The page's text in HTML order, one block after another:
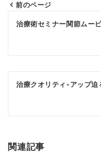
投
ビ
ゲ
シ
ン
前のページ
治療術セミナー関節ムー
治療クオリティ‐アップ迫
関連記事